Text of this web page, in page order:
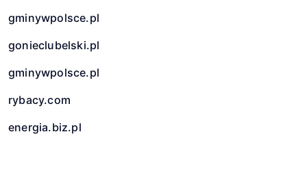
gminywpolsce.pl
gonieclubelski.pl
gminywpolsce.pl
rybacy.com
energia.biz.pl